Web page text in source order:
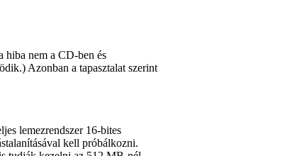
hiba nem a CD-ben és
Azonban a tapasztalat szerint
lemezrendszer 16-bites
kell próbálkozni.